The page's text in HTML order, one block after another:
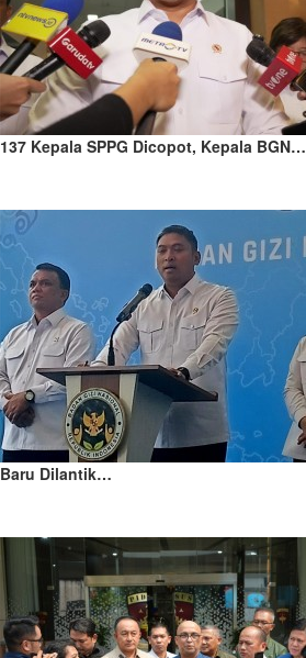
137 Kepala SPPG Dicopot, Kepala BGN…
Baru Dilantik…